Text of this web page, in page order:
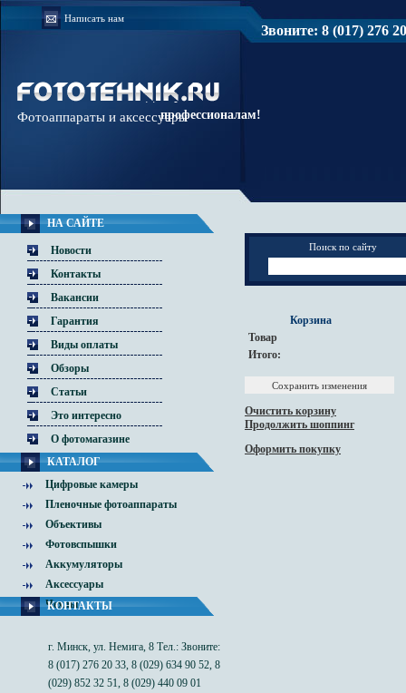
Написать нам
Звоните: 8 (017) 276
Доверяйте
профессионалам!
Фотоаппараты и аксессуары
НА САЙТЕ
Новости
Контакты
Вакансии
Гарантия
Виды оплаты
Обзоры
Статьи
Это интересно
О фотомагазине
КАТАЛОГ
Цифровые камеры
Пленочные фотоаппараты
Объективы
Фотовспышки
Аккумуляторы
Аксессуары
Чехлы
КОНТАКТЫ
г. Минск, ул. Немига, 8 Тел.: Звоните:
8 (017) 276 20 33, 8 (029) 634 90 52, 8
(029) 852 32 51, 8 (029) 440 09 01
Поиск по сайту
Корзина
Товар
Итого:
Очистить корзину
Продолжить шоппинг
Оформить покупку